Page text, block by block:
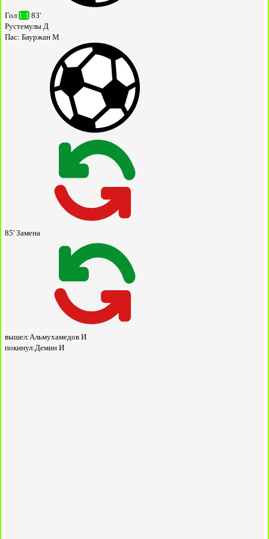
Гол 1:1 83'
Рустемулы Д
Пас: Бауржан М
85' Замена
вышел:Альмухамедов И
покинул:Демин И